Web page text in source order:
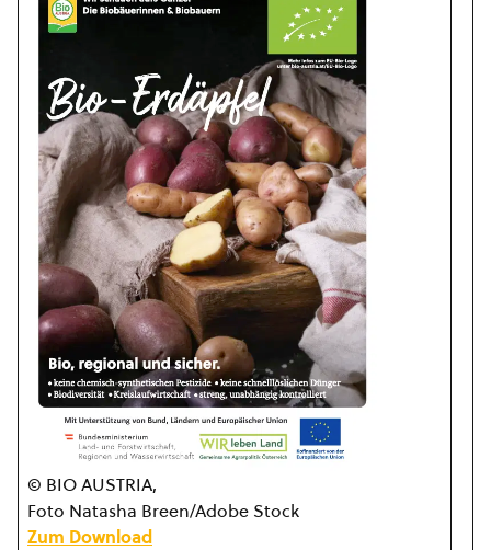
© BIO AUSTRIA,
Foto Natasha Breen/Adobe Stock
Zum Download